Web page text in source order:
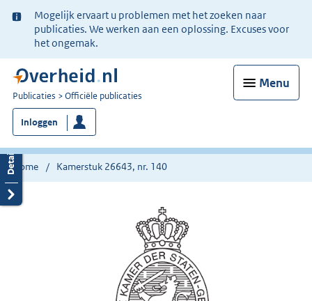
Ter
informatie:
Mogelijk ervaart u problemen met het zoeken naar
publicaties. We werken aan een oplossing. Excuses voor
het ongemak.
Menu
U
bent
nu
hier:
Publicaties Officiële publicaties
Inloggen
Home Kamerstuk 26643, nr. 140